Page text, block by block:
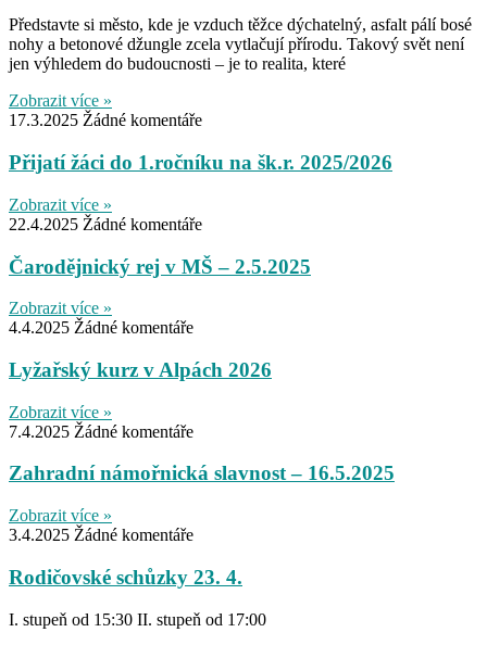
Představte si město, kde je vzduch těžce dýchatelný, asfalt pálí bosé
nohy a betonové džungle zcela vytlačují přírodu. Takový svět není
jen výhledem do budoucnosti – je to realita, které
Zobrazit více »
17.3.2025 Žádné komentáře
Přijatí žáci do 1.ročníku na šk.r. 2025/2026
Zobrazit více »
22.4.2025 Žádné komentáře
Čarodějnický rej v MŠ – 2.5.2025
Zobrazit více »
4.4.2025 Žádné komentáře
Lyžařský kurz v Alpách 2026
Zobrazit více »
7.4.2025 Žádné komentáře
Zahradní námořnická slavnost – 16.5.2025
Zobrazit více »
3.4.2025 Žádné komentáře
Rodičovské schůzky 23. 4.
I. stupeň od 15:30 II. stupeň od 17:00